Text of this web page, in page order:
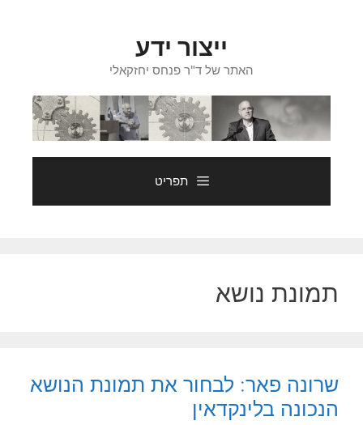
ייצור ידע
האתר של ד"ר פנחס יחזקאלי
תפריט
תמונת נושא
שרונה פאר: לבחור את תמונת הנושא
הנכונה בלינקדאין